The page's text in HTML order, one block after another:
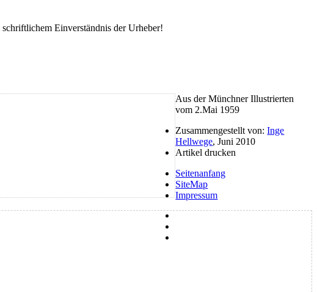
Einverständnis der Urheber!
Aus der Münchner Illustrierten
vom 2.Mai 1959
Zusammengestellt von:Inge
Hellwege, Juni 2010
Artikel drucken
Seitenanfang
SiteMap
Impressum